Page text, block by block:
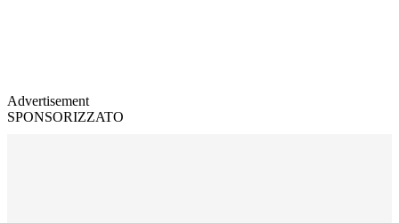
Advertisement
SPONSORIZZATO